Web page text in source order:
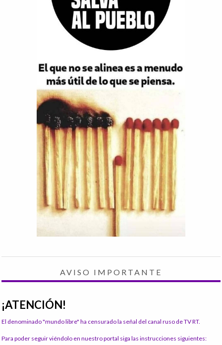
AVISO IMPORTANTE
¡ATENCIÓN!
El denominado "mundo libre" ha censurado la señal del canal ruso de TV RT.
Para poder seguir viéndolo en nuestro portal siga las instrucciones siguientes: